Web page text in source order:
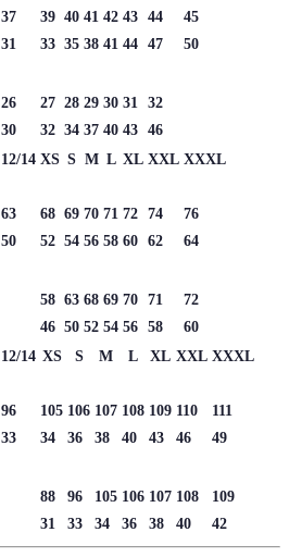
37 39 40 41 42 43 44
45
31 33 35 38 41 44 47
50
26 27 28 29 30 31
32
30 32 34 37 40 43 46
12/14 XS S M L XL XXL XXXL
63 68 69 70 71 72 74
76
50 52 54 56 58 60 62
64
58 63 68 69 70 71
72
46 50 52 54 56 58
60
12/14 XS S M L XL XXL XXXL
96 105 106 107 108 109 110
111
33 34 36 38 40 43 46
49
88 96 105 106 107 108
109
31 33 34 36 38 40 42